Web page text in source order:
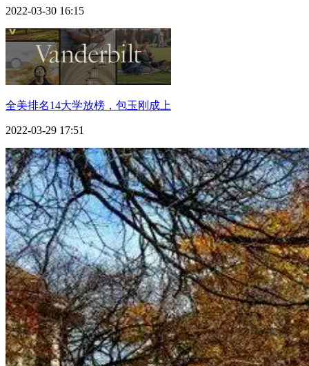
2022-03-30 16:15
全美排名14大学放榜，包玉刚成上
2022-03-29 17:51